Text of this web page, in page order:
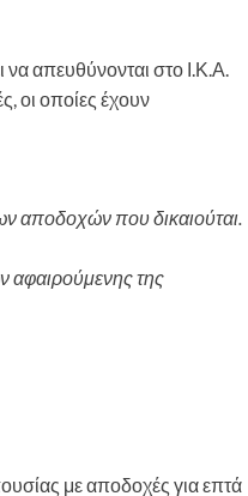
να απευθύνονται στο Ι.Κ.Α.
οι οποίες έχουν
αποδοχών που δικαιούται.
αφαιρούμενης της
με αποδοχές για επτά